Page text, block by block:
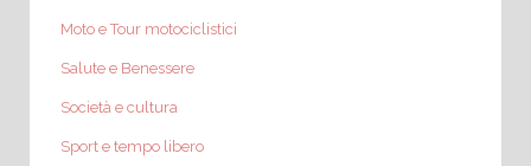
Moto e Tour motociclistici
Salute e Benessere
Società e cultura
Sport e tempo libero